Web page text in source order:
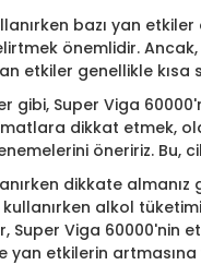
bazı yan
önemlidir.
etkiler genellikle kısa
gibi, Super Viga
dikkat etmek,
öneririz. Bu,
dikkate
alkol
Super Viga
yan etkilerin